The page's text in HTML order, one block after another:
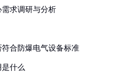
求调研与分析
合防爆电气设备标准
什么